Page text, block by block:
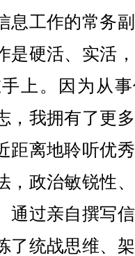
息工作的常务
是硬活、实活
上。因为从
，我拥有了更
距离地聆听优
，政治敏锐性
通过亲自撰写
了统战思维、